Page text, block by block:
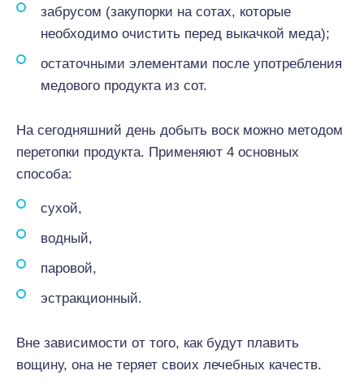
забрусом (закупорки на сотах, которые
необходимо очистить перед выкачкой меда);
остаточными элементами после употребления
медового продукта из сот.
На сегодняшний день добыть воск можно методом
перетопки продукта. Применяют 4 основных
способа:
сухой,
водный,
паровой,
эстракционный.
Вне зависимости от того, как будут плавить
вощину, она не теряет своих лечебных качеств.